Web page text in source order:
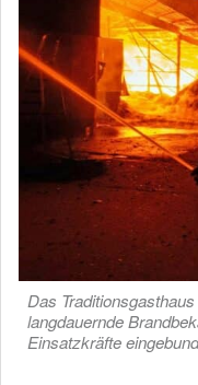
Das
langdauernde
Einsatzkräfte